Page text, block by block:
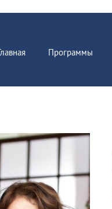
Программы